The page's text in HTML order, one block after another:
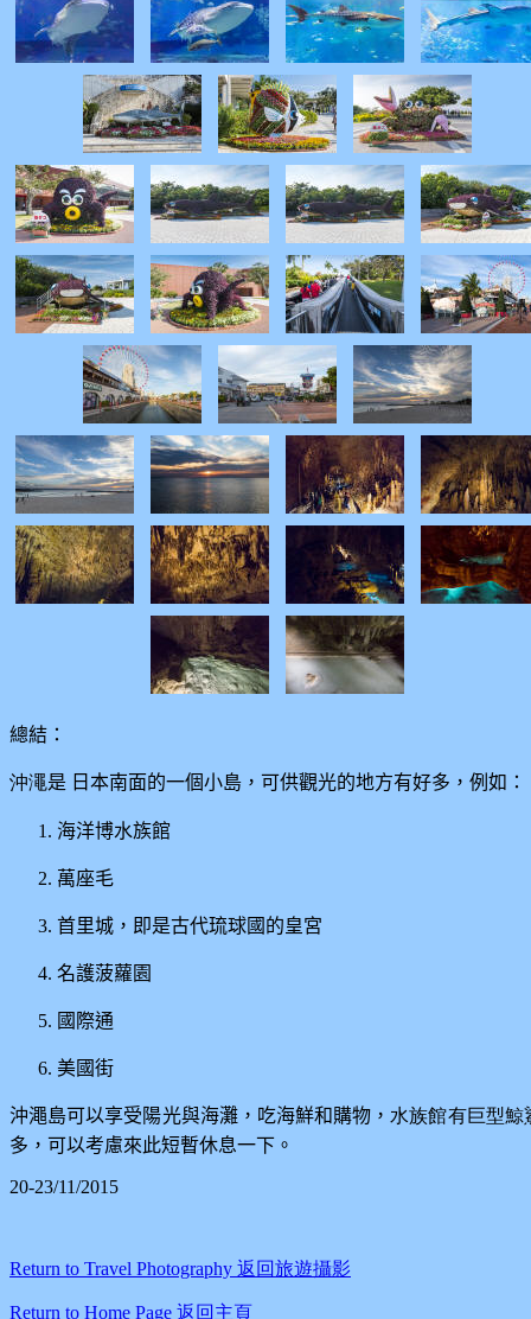
總結：
沖澠是 日本南面的一個小島，可供觀光的地方有好多，例如：
海洋博水族館
萬座毛
首里城，即是古代琉球國的皇宮
名護菠蘿園
國際通
美國街
沖澠島可以享受陽光與海灘，吃海鮮和購物， 水族館有巨型鯨
多，可以考慮來此短暫休息一下。
20-23/11/2015
Return to Travel Photography 返回旅遊攝影
Return to Home Page 返回主頁